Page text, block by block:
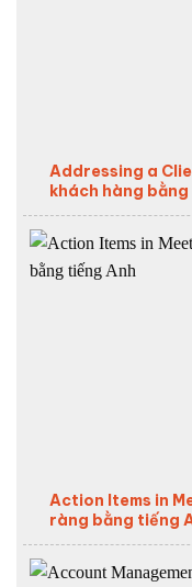
Addressing a
khách hàng
Action Items in
ràng bằng tiếng